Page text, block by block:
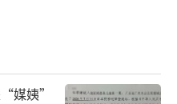
样具有较强吸引力。
媒姨”